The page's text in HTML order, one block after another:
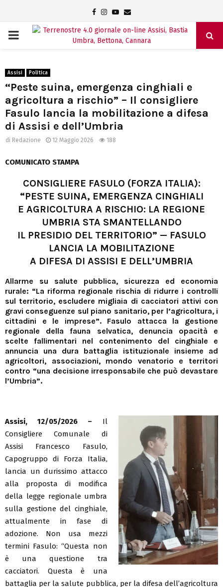
Facebook
Instagram
Youtube
Email
PRIMARY
Assisi Politica
“Peste suina, emergenza cinghiali e
agricoltura a rischio” – Il consigliere
Fasulo lancia la mobilitazione a difesa
di Assisi e dell’Umbria
di Redazione 12 Maggio 2026 188
COMUNICATO STAMPA
CONSIGLIERE FASULO (FORZA ITALIA):
“PESTE SUINA, EMERGENZA CINGHIALI
E AGRICOLTURA A RISCHIO: LA REGIONE
UMBRIA STA SMANTELLANDO
IL PRESIDIO DEL TERRITORIO” — FASULO
LANCIA LA MOBILITAZIONE
A DIFESA DI ASSISI E DELL’UMBRIA
Allarme su salute pubblica, sicurezza ed economia
rurale: “La riforma regionale rischia di ridurre i controlli
sul territorio, escludere migliaia di cacciatori attivi con
gravi conseguenze sul piano sanitario, per l’agricoltura, i
cittadini e le imprese”. Fasulo attacca la gestione
regionale della fauna selvatica, denuncia opacità e
scelte fallimentari nel contenimento del cinghiale e
annuncia una dura battaglia istituzionale insieme ad
agricoltori, associazioni, mondo venatorio e territori
contro “una decisione irresponsabile che può devastare
l’Umbria”.
Assisi, 12/05/2026 – Il
Consigliere Comunale di
Assisi Francesco Fasulo,
Capogruppo di Forza Italia,
lancia un durissimo attacco
alla proposta di modifica
della legge regionale umbra
sulla gestione del cinghiale,
attualmente in fase di
adozione. Non usa mezzi
termini Fasulo: “Questa non
è una questione tra
cacciatori. Questa è una
battaglia per la salute pubblica, per la difesa dell’agricoltura